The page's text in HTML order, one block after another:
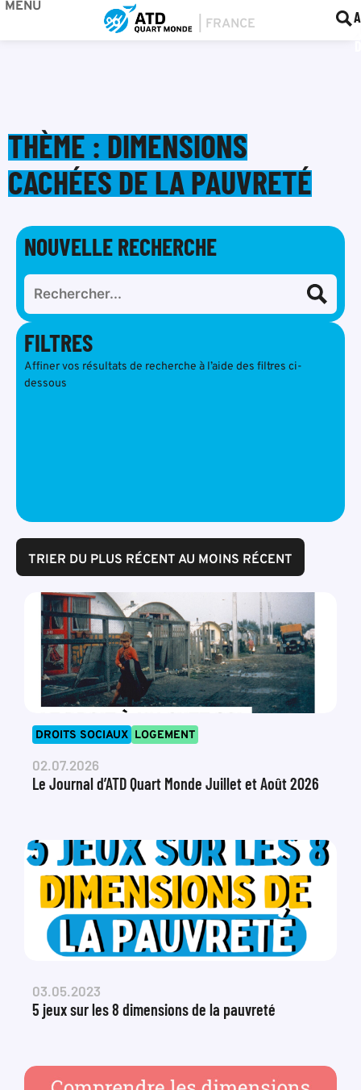
MENU
THÈME : DIMENSIONS
CACHÉES DE LA PAUVRETÉ
NOUVELLE RECHERCHE
FILTRES
Affiner vos résultats de recherche à l’aide des filtres ci-
dessous
TRIER DU PLUS RÉCENT AU MOINS RÉCENT
DROITS SOCIAUX LOGEMENT
02.07.2026
Le Journal d’ATD Quart Monde Juillet et Août 2026
03.05.2023
5 jeux sur les 8 dimensions de la pauvreté